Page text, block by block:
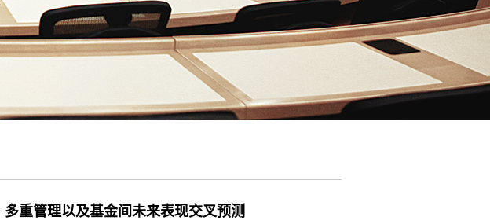
重管理以及基金间未来表现交叉预测